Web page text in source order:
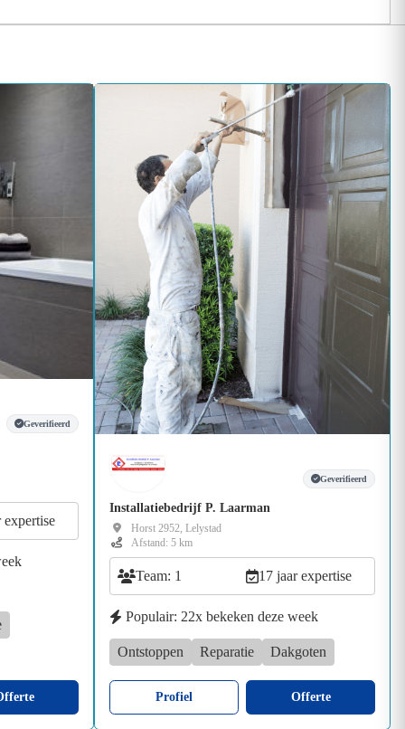
Geverifieerd
expertise
Geverifieerd
Installatiebedrijf P. Laarman
Horst 2952, Lelystad
Afstand: 5 km
Team: 1 17 jaar expertise
Populair: 22x bekeken deze week
Ontstoppen Reparatie Dakgoten
Profiel Offerte